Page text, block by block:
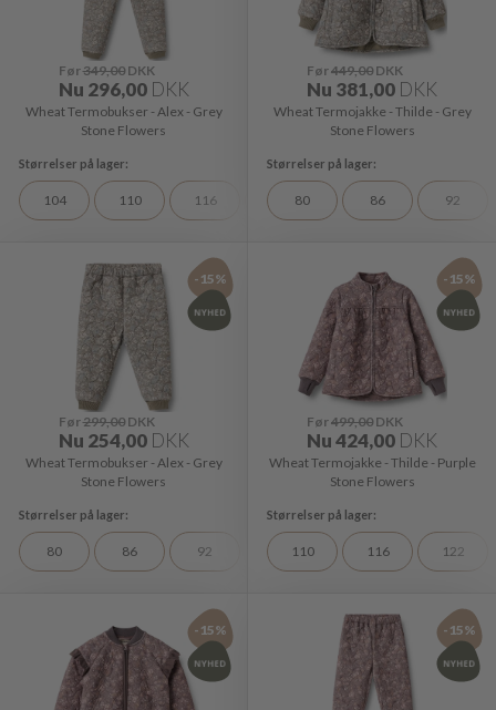
Før349,00DKK
Nu 296,00 DKK
Wheat Termobukser - Alex - Grey
Stone Flowers
104 110 116 122 128
Før449,00 DKK
Nu 381,00 DKK
Wheat Termojakke - Thilde - Grey
Stone Flowers
80 86 92
-15%
Før299,00DKK
Nu 254,00 DKK
Wheat Termobukser - Alex - Grey
Stone Flowers
80 86 92
-15%
Før499,00 DKK
Nu424,00 DKK
Wheat Termojakke - Thilde - Purple
Stone Flowers
110 116 122
-15% -15%